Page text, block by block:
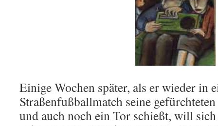
Einige Wochen später, als er wieder in
Straßenfußballmatch seine
und auch noch ein Tor schießt, will